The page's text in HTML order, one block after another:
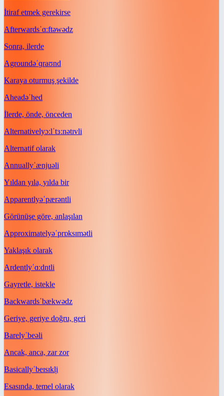
İtiraf etmek gerekirse
Afterwardsˈɑːftəwədz
Sonra, ilerde
Agroundəˈɡraʊnd
Karaya oturmuş şekilde
Aheadəˈhed
İlerde, önde, önceden
Alternativelyɔːlˈtɜːnətɪvli
Alternatif olarak
Annuallyˈænjuəli
Yıldan yıla, yılda bir
Apparentlyəˈpærəntli
Görünüşe göre, anlaşılan
Approximatelyəˈprɒksɪmətli
Yaklaşık olarak
Ardentlyˈɑːdntli
Gayretle, istekle
Backwardsˈbækwədz
Geriye, geriye doğru, geri
Barelyˈbeəli
Ancak, anca, zar zor
Basicallyˈbeɪsɪkl̩i
Esasında, temel olarak